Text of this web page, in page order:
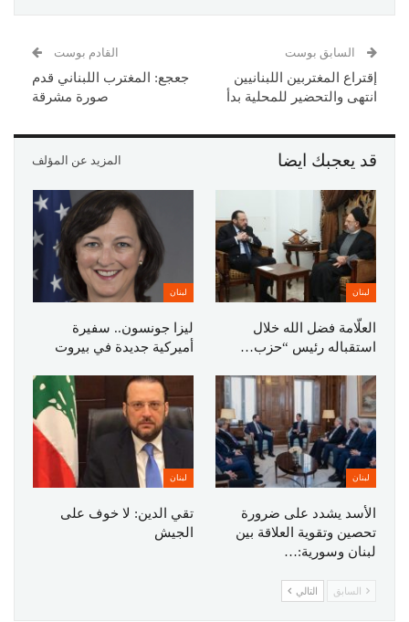
السابق بوست
إقتراع المغتربين اللبنانيين
انتهى والتحضير للمحلية بدأ
القادم بوست
جعجع: المغترب اللبناني قدم
صورة مشرقة
قد يعجبك ايضا المزيد عن المؤلف
لبنان
العلّامة فضل الله خلال
استقباله رئيس “حزب…
لبنان
ليزا جونسون.. سفيرة
أميركية جديدة في بيروت
لبنان
الأسد يشدد على ضرورة
تحصين وتقوية العلاقة بين
لبنان وسورية:…
لبنان
تقي الدين: لا خوف على
الجيش
السابق التالي